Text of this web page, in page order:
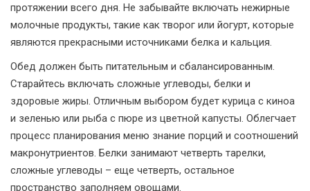
протяжении всего дня. Не забывайте включать нежирные
молочные продукты, такие как творог или йогурт, которые
являются прекрасными источниками белка и кальция.
Обед должен быть питательным и сбалансированным.
Старайтесь включать сложные углеводы, белки и
здоровые жиры. Отличным выбором будет курица с киноа
и зеленью или рыба с пюре из цветной капусты. Облегчает
процесс планирования меню знание порций и соотношений
макронутриентов. Белки занимают четверть тарелки,
сложные углеводы – еще четверть, остальное
пространство заполняем овощами.